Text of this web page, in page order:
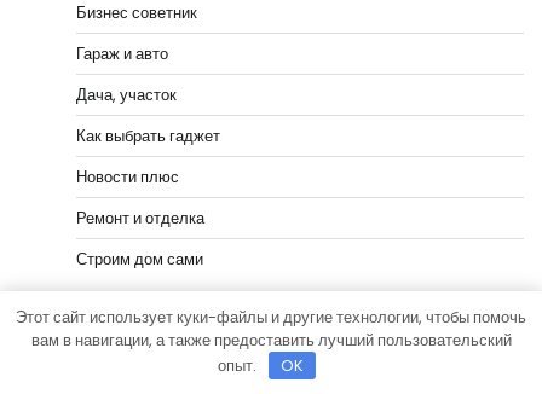
Бизнес советник
Гараж и авто
Дача, участок
Как выбрать гаджет
Новости плюс
Ремонт и отделка
Строим дом сами
Этот сайт использует куки-файлы и другие технологии, чтобы помочь
вам в навигации, а также предоставить лучший пользовательский
опыт.
OK